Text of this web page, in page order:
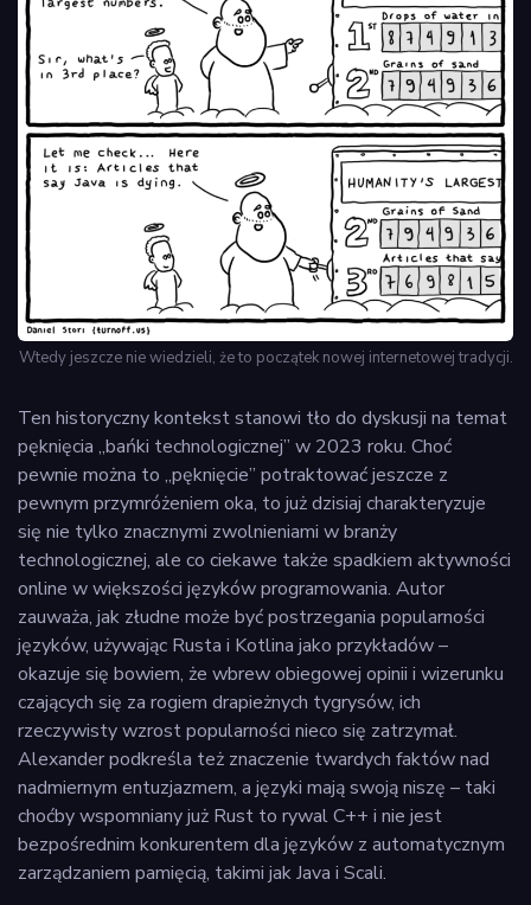
Wtedy jeszcze nie wiedzieli, że to początek nowej internetowej tradycji.
Ten historyczny kontekst stanowi tło do dyskusji na temat
pęknięcia „bańki technologicznej” w 2023 roku. Choć
pewnie można to „pęknięcie” potraktować jeszcze z
pewnym przymróżeniem oka, to już dzisiaj charakteryzuje
się nie tylko znacznymi zwolnieniami w branży
technologicznej, ale co ciekawe także spadkiem aktywności
online w większości języków programowania. Autor
zauważa, jak złudne może być postrzegania popularności
języków, używając Rusta i Kotlina jako przykładów –
okazuje się bowiem, że wbrew obiegowej opinii i wizerunku
czających się za rogiem drapieżnych tygrysów, ich
rzeczywisty wzrost popularności nieco się zatrzymał.
Alexander podkreśla też znaczenie twardych faktów nad
nadmiernym entuzjazmem, a języki mają swoją niszę – taki
choćby wspomniany już Rust to rywal C++ i nie jest
bezpośrednim konkurentem dla języków z automatycznym
zarządzaniem pamięcią, takimi jak Java i Scali.